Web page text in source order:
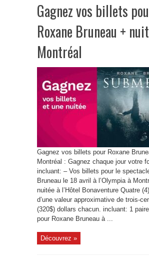
Gagnez vos billets
Roxane Bruneau +
Montréal
Gagnez vos billets pour Roxane
Montréal : Gagnez chaque jour votre
incluant: – Vos billets pour le
Bruneau le 18 avril à l’Olympia à
nuitée à l’Hôtel Bonaventure Quatre
d’une valeur approximative de trois-
(320$) dollars chacun. incluant: 1
pour Roxane Bruneau à ...
Découvrez »